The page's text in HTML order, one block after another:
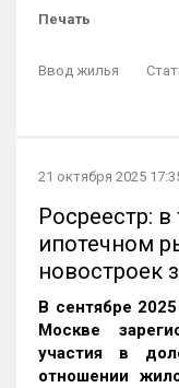
Печать
Ввод жилья
21 октября 2025
Росреестр:
ипотечном
новостроек
В сентябре
Москве
участия в
отношении